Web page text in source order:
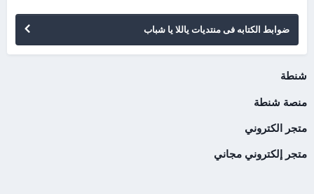
ضوابط الكتابه فى منتديات ياللا يا شباب
شنطة
منصة شنطة
متجر الكتروني
متجر إلكتروني مجاني